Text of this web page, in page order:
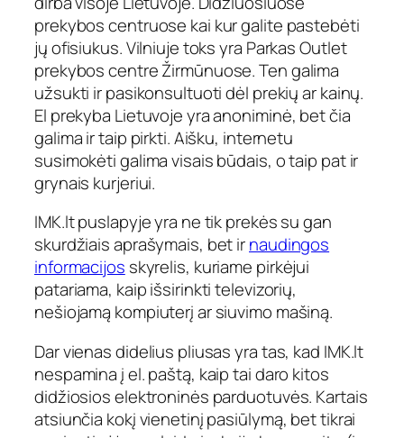
prekybos centruose kai kur galite pastebėti
jų ofisiukus. Vilniuje toks yra Parkas Outlet
prekybos centre Žirmūnuose. Ten galima
užsukti ir pasikonsultuoti dėl prekių ar kainų.
El prekyba Lietuvoje yra anoniminė, bet čia
galima ir taip pirkti. Aišku, internetu
susimokėti galima visais būdais, o taip pat ir
grynais kurjeriui.
IMK.lt puslapyje yra ne tik prekės su gan
skurdžiais aprašymais, bet irnaudingos
informacijos skyrelis, kuriame pirkėjui
patariama, kaip išsirinkti televizorių,
nešiojamą kompiuterį ar siuvimo mašiną.
Dar vienas didelius pliusas yra tas, kad IMK.lt
nespamina į el. paštą, kaip tai daro kitos
didžiosios elektroninės parduotuvės. Kartais
atsiunčia kokį vienetinį pasiūlymą, bet tikrai